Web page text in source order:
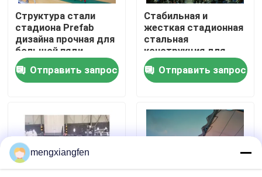
Свяжитесь мы
Новости
стальные рамки космоса
Ферменная конструкция рамки космоса
Структура стали
стадиона Prefab
дизайна прочная для
большой пяди
Отправить запрос
Стабильная и
жесткая стадионная
стальная
конструкция для
строительства
хранилищ угля
Отправить запрос
mengxiangfen